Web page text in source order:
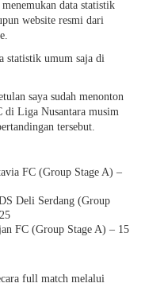
data statistik
website resmi dari
statistik umum saja di
saya sudah menonton
di Liga Nusantara musim
tersebut.
FC (Group Stage A) –
Deli Serdang (Group
FC (Group Stage A) – 15
full match melalui